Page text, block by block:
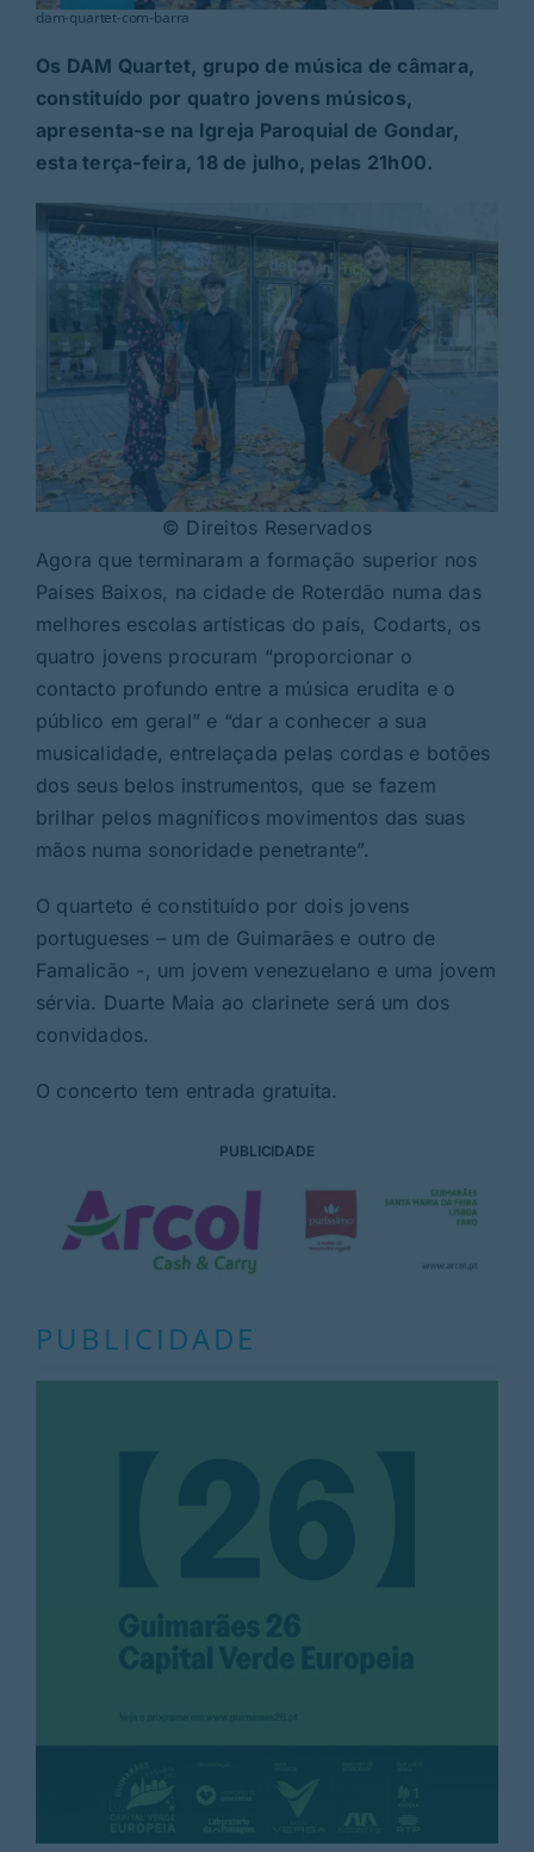
dam-quartet-com-barra
Os DAM Quartet, grupo de música de câmara,
constituído por quatro jovens músicos,
apresenta-se na Igreja Paroquial de Gondar,
esta terça-feira, 18 de julho, pelas 21h00.
© Direitos Reservados
Agora que terminaram a formação superior nos
Países Baixos, na cidade de Roterdão numa das
melhores escolas artísticas do país, Codarts, os
quatro jovens procuram “proporcionar o
contacto profundo entre a música erudita e o
público em geral” e “dar a conhecer a sua
musicalidade, entrelaçada pelas cordas e botões
dos seus belos instrumentos, que se fazem
brilhar pelos magníficos movimentos das suas
mãos numa sonoridade penetrante”.
O quarteto é constituído por dois jovens
portugueses – um de Guimarães e outro de
Famalicão -, um jovem venezuelano e uma jovem
sérvia. Duarte Maia ao clarinete será um dos
convidados.
O concerto tem entrada gratuita.
PUBLICIDADE
PUBLICIDADE